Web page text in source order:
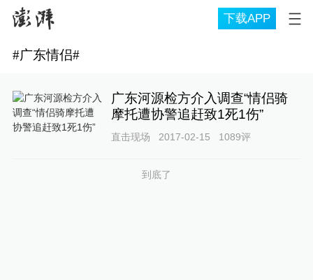
下载APP
#广东情侣#
广东河源检方介入调查“情侣骑
摩托遭协警追赶致1死1伤”
直击现场 2017-02-15 1089评
到底了